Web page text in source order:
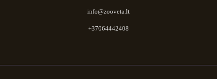
info@zooveta.lt
+37064442408